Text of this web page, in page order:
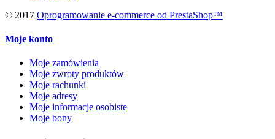
© 2017 Oprogramowanie e-commerce od PrestaShop™
Moje konto
Moje zamówienia
Moje zwroty produktów
Moje rachunki
Moje adresy
Moje informacje osobiste
Moje bony